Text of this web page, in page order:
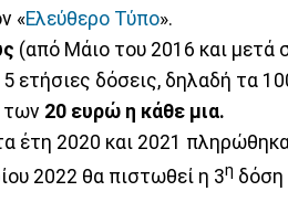
«Ελεύθερο Τύπο».
(από Μάιο του 2016 και μετά
5 ετήσιες δόσεις, δηλαδή τα
των 20 ευρώ η κάθε μια.
έτη 2020 και 2021
2022 θα πιστωθεί η 3η